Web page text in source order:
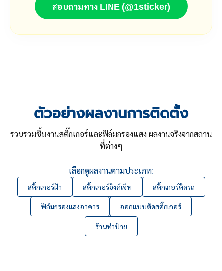
สอบถามทาง LINE (@1sticker)
ตัวอย่างผลงานการติดตั้ง
รวบรวมชิ้นงานสติ๊กเกอร์และฟิล์มกรองแสง ผลงานจริงจากสถาน
ที่ต่างๆ
เลือกดูผลงานตามประเภท:
สติ๊กเกอร์ฝ้า สติ๊กเกอร์อิงค์เจ็ท สติ๊กเกอร์ติดรถ
ฟิล์มกรองแสงอาคาร ออกแบบตัดสติ๊กเกอร์
ร้านทำป้าย